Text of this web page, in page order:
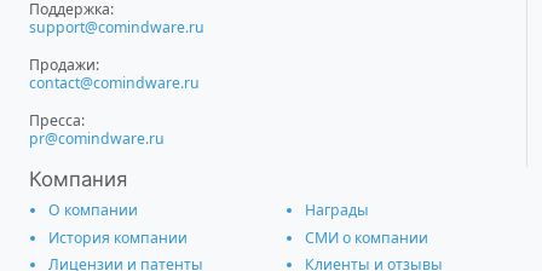
Поддержка:
support@comindware.ru
Продажи:
contact@comindware.ru
Пресса:
pr@comindware.ru
Компания
О компании
История компании
Лицензии и патенты
Награды
СМИ о компании
Клиенты и отзывы